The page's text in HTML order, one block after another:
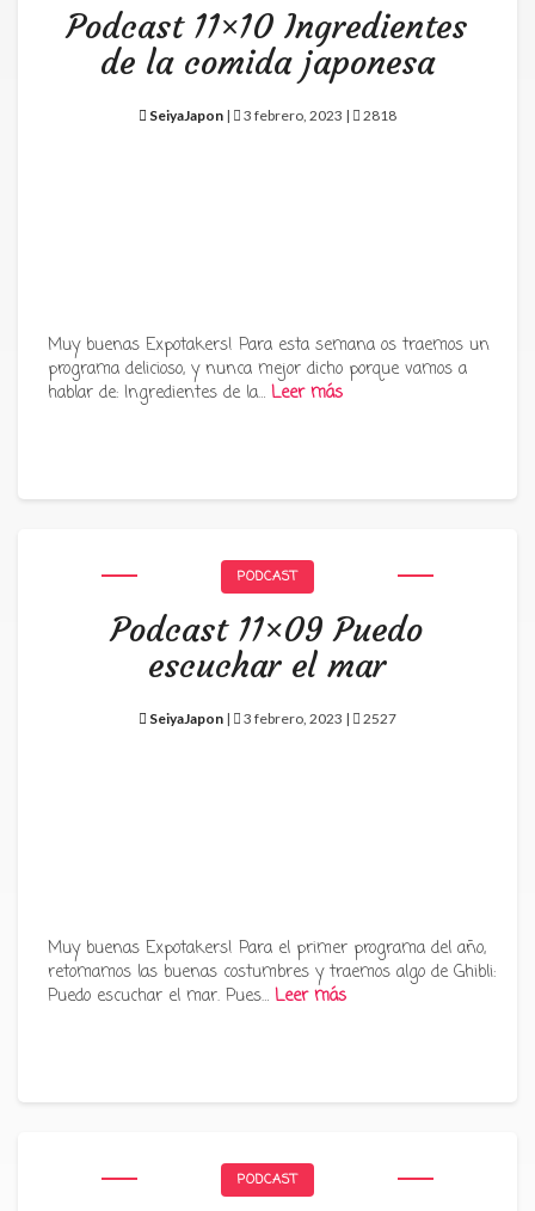
Podcast 11×10 Ingredientes
de la comida japonesa
SeiyaJapon | 3 febrero, 2023 | 2818
Muy buenas Expotakers! Para esta semana os traemos un
programa delicioso, y nunca mejor dicho porque vamos a
hablar de: Ingredientes de la… Leer más
PODCAST
Podcast 11×09 Puedo
escuchar el mar
SeiyaJapon | 3 febrero, 2023 | 2527
Muy buenas Expotakers! Para el primer programa del año,
retomamos las buenas costumbres y traemos algo de Ghibli:
Puedo escuchar el mar. Pues… Leer más
PODCAST